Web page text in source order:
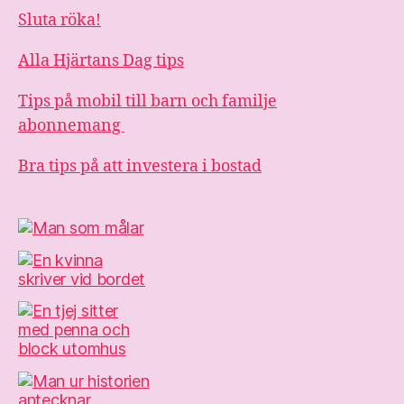
Sluta röka!
Alla Hjärtans Dag tips
Tips på mobil till barn och familje
abonnemang
Bra tips på att investera i bostad